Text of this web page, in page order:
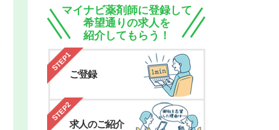
マイナビ薬剤師に登録して
希望通りの求人を
紹介してもらう！
STEP1
ご登録
STEP2
求人のご紹介